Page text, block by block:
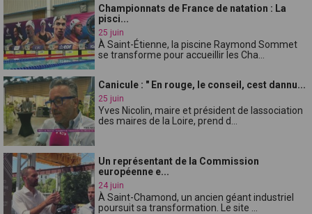
Championnats de France de natation : La
pisci...
25 juin
À Saint-Étienne, la piscine Raymond Sommet
se transforme pour accueillir les Cha...
Canicule : " En rouge, le conseil, cest dannu...
25 juin
Yves Nicolin, maire et président de lassociation
des maires de la Loire, prend d...
Un représentant de la Commission
européenne e...
24 juin
À Saint-Chamond, un ancien géant industriel
poursuit sa transformation. Le site ...